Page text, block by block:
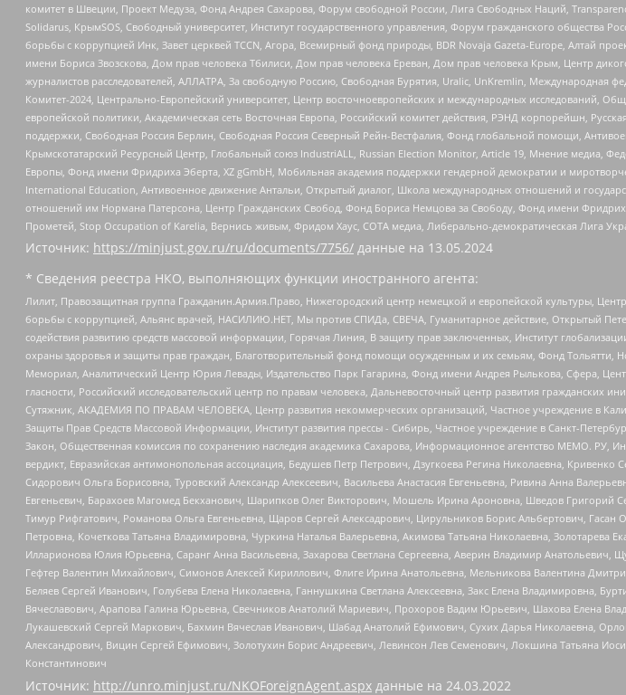
комитет в Швеции, Проект Медуза, Фонд Андрея Сахарова, Форум свободной России, Лига Свободных Наций,
Solidarus, КрымSOS, Свободный университет, Институт государственного управления, Форум гражданского
борьбы с коррупцией Инк, Завет церквей TCCN, Агора, Всемирный фонд природы, BDR Novaja Gazeta-Europe, Алтай
имени Бориса Звозскова, Дом прав человека Тбилиси, Дом прав человека Ереван, Дом прав человека Крым, Центр
журналистов расследователей, АЛЛАТРА, За свободную Россию, Свободная Бурятия, Uralic, UnKremlin, Международная
Комитет-2024, Центрально-Европейский университет, Центр восточноевропейских и международных исследований,
европейской политики, Академическая сеть Восточная Европа, Российский комитет действия, РЭНД корпорейшн,
поддержки, Свободная Россия Берлин, Свободная Россия Северный Рейн-Вестфалия, Фонд глобальной помощи,
Крымскотатарский Ресурсный Центр, Глобальный союз IndustriALL, Russian Election Monitor, Article 19, Мнение медиа,
Европы, Фонд имени Фридриха Эберта, XZ gGmbH, Мобильная академия поддержки гендерной демократии и
International Education, Антивоенное движение Антальи, Открытый диалог, Школа международных отношений и
отношений им Нормана Патерсона, Центр Гражданских Свобод, Фонд Бориса Немцова за Свободу, Фонд имени
Прометей, Stop Occupation of Karelia, Вернись живым, Фридом Хаус, СОТА медиа, Либерально-демократическая Лига
Источник: https://minjust.gov.ru/ru/documents/7756/ данные на 13.05.2024
* Сведения реестра НКО, выполняющих функции иностранного агента:
Лилит, Правозащитная группа Гражданин.Армия.Право, Нижегородский центр немецкой и европейской культуры,
борьбы с коррупцией, Альянс врачей, НАСИЛИЮ.НЕТ, Мы против СПИДа, СВЕЧА, Гуманитарное действие, Открытый
содействия развитию средств массовой информации, Горячая Линия, В защиту прав заключенных, Институт
охраны здоровья и защиты прав граждан, Благотворительный фонд помощи осужденным и их семьям, Фонд Тольятти,
Мемориал, Аналитический Центр Юрия Левады, Издательство Парк Гагарина, Фонд имени Андрея Рылькова, Сфера,
гласности, Российский исследовательский центр по правам человека, Дальневосточный центр развития гражданских
Сутяжник, АКАДЕМИЯ ПО ПРАВАМ ЧЕЛОВЕКА, Центр развития некоммерческих организаций, Частное учреждение в
Защиты Прав Средств Массовой Информации, Институт развития прессы - Сибирь, Частное учреждение в Санкт-
Закон, Общественная комиссия по сохранению наследия академика Сахарова, Информационное агентство МЕМО. РУ,
вердикт, Евразийская антимонопольная ассоциация, Бедушев Петр Петрович, Дзугкоева Регина Николаевна,
Сидорович Ольга Борисовна, Туровский Александр Алексеевич, Васильева Анастасия Евгеньевна, Ривина Анна
Евгеньевич, Барахоев Магомед Бекханович, Шарипков Олег Викторович, Мошель Ирина Ароновна, Шведов Григорий
Тимур Рифгатович, Романова Ольга Евгеньевна, Щаров Сергей Алексадрович, Цирульников Борис Альбертович,
Петровна, Кочеткова Татьяна Владимировна, Чуркина Наталья Валерьевна, Акимова Татьяна Николаевна,
Илларионова Юлия Юрьевна, Саранг Анна Васильевна, Захарова Светлана Сергеевна, Аверин Владимир
Гефтер Валентин Михайлович, Симонов Алексей Кириллович, Флиге Ирина Анатольевна, Мельникова Валентина
Беляев Сергей Иванович, Голубева Елена Николаевна, Ганнушкина Светлана Алексеевна, Закс Елена Владимировна,
Вячеславович, Арапова Галина Юрьевна, Свечников Анатолий Мариевич, Прохоров Вадим Юрьевич, Шахова Елена
Лукашевский Сергей Маркович, Бахмин Вячеслав Иванович, Шабад Анатолий Ефимович, Сухих Дарья Николаевна,
Александрович, Вицин Сергей Ефимович, Золотухин Борис Андреевич, Левинсон Лев Семенович, Локшина Татьяна
Константинович
Источник: http://unro.minjust.ru/NKOForeignAgent.aspx данные на 24.03.2022